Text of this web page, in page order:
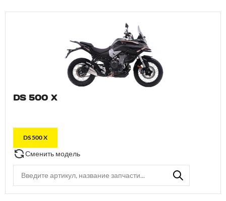
DS 500 X
DS 500 X
Сменить модель